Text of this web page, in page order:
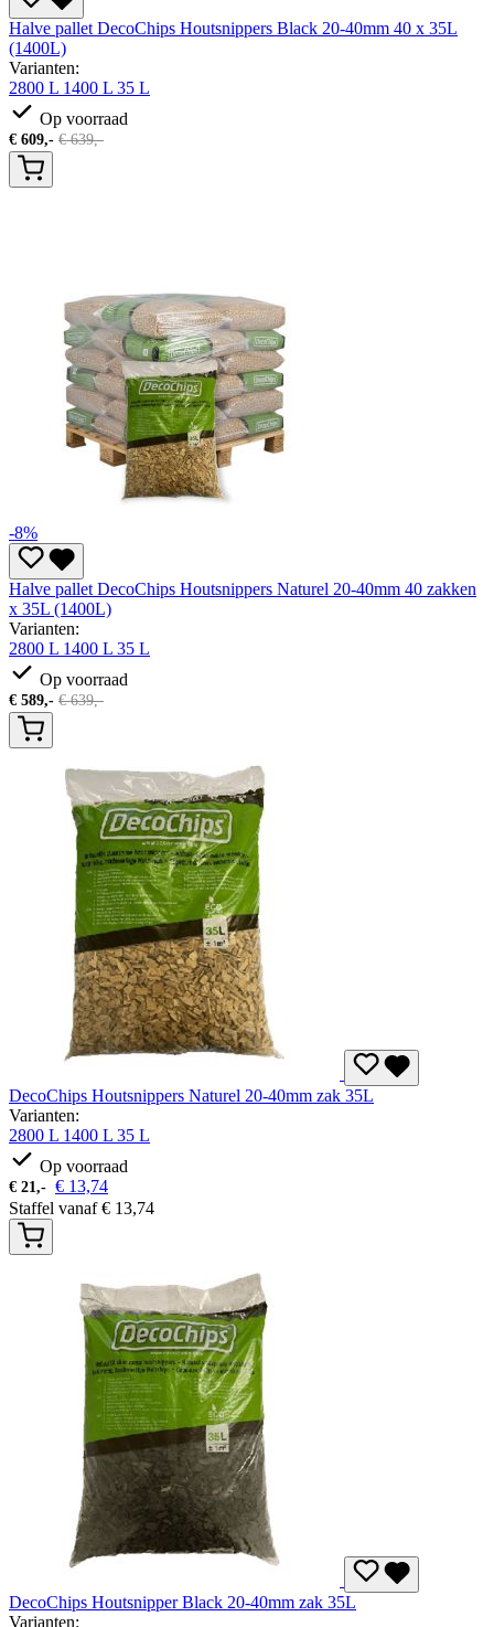
Halve pallet DecoChips Houtsnippers Black 20-40mm 40 x 35L
(1400L)
Varianten:
2800 L 1400 L 35 L
Op voorraad
€ 609,- €639,-
-8%
Halve pallet DecoChips Houtsnippers Naturel 20-40mm 40 zakken
x 35L (1400L)
Varianten:
2800 L 1400 L 35 L
Op voorraad
€ 589,- €639,-
DecoChips Houtsnippers Naturel 20-40mm zak 35L
Varianten:
2800 L 1400 L 35 L
Op voorraad
€ 21,- € 13,74
Staffel vanaf€ 13,74
DecoChips Houtsnipper Black 20-40mm zak 35L
Varianten: